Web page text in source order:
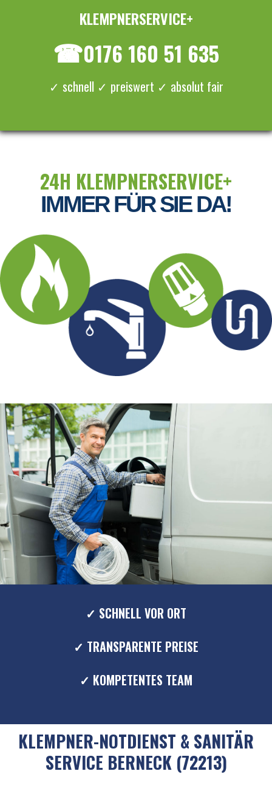
KLEMPNERSERVICE+
☎0176 160 51 635
✓ schnell ✓ preiswert ✓ absolut fair
24H KLEMPNERSERVICE+
IMMER FÜR SIE DA!
✓ SCHNELL VOR ORT
✓ TRANSPARENTE PREISE
✓ KOMPETENTES TEAM
KLEMPNER-NOTDIENST & SANITÄR
SERVICE BERNECK (72213)